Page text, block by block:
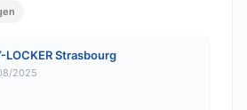
Strasbourg
2025